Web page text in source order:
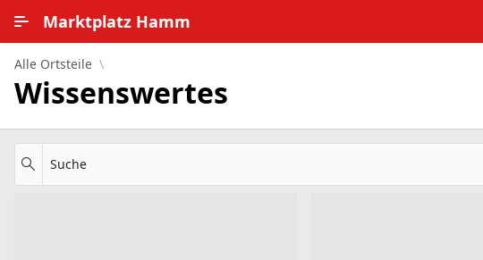
Marktplatz Hamm
Alle Ortsteile
Nutzungsbedingungen
Alle Ortsteile
Wissenswertes
Suche